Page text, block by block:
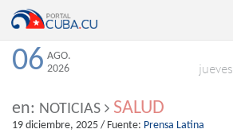
06 AGO.
2026
jueves
en: NOTICIAS SALUD
19 diciembre, 2025 / Fuente: Prensa Latina